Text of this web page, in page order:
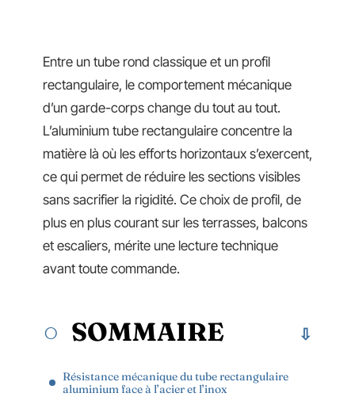
Entre un tube rond classique et un profil
rectangulaire, le comportement mécanique
d’un garde-corps change du tout au tout.
L’aluminium tube rectangulaire concentre la
matière là où les efforts horizontaux s’exercent,
ce qui permet de réduire les sections visibles
sans sacrifier la rigidité. Ce choix de profil, de
plus en plus courant sur les terrasses, balcons
et escaliers, mérite une lecture technique
avant toute commande.
SOMMAIRE
Résistance mécanique du tube rectangulaire
aluminium face à l’acier et l’inox